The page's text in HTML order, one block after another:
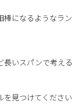
棒になるようなラン
長いスパンで考える
を見つけてください